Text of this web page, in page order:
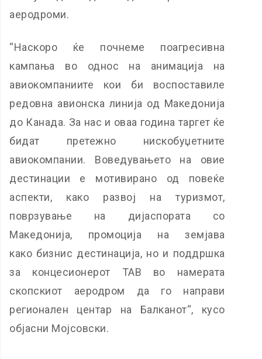
аеродроми.
“Наскоро ќе почнеме поагресивна
кампања во однос на анимација на
авиокомпаниите кои би воспоставиле
редовна авионска линија од Македонија
до Канада. За нас и оваа година таргет ќе
бидат претежно нискобуџетните
авиокомпании. Воведувањето на овие
дестинации е мотивирано од повеќе
аспекти, како развој на туризмот,
поврзување на дијаспората со
Македонија, промоција на земјава
како бизнис дестинација, но и поддршка
за концесионерот ТАВ во намерата
скопскиот аеродром да го направи
регионален центар на Балканот“, кусо
објасни Мојсовски.